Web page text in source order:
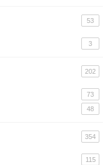
53
3
202
73
48
354
115